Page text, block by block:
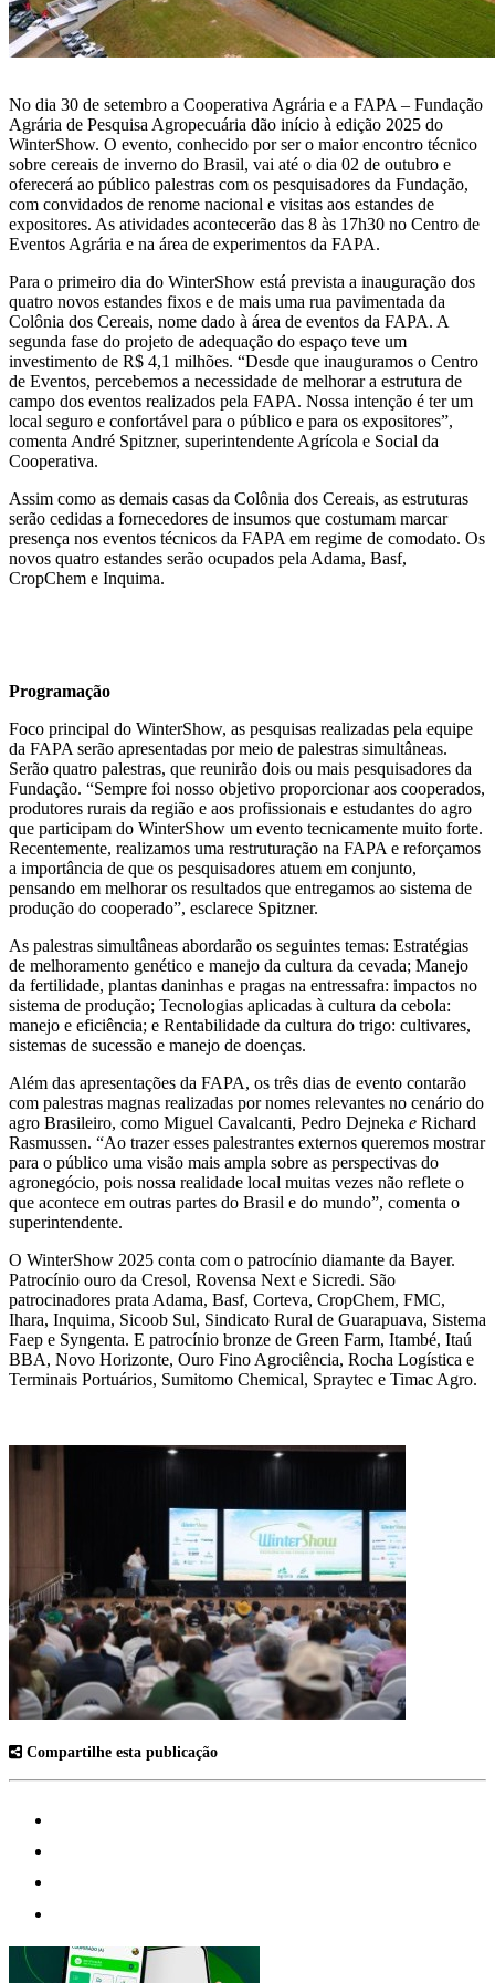
pesquisa
laboratório
florestal
administração
parceiros comerciais
relatório anual
grits e flakes
outros negócios
fundação semmelweis
integração solidária
esporte e lazer
vídeo nossa conduta
programa nossa conduta
código de conduta
canal de conduta
seja fornecedor
autoavaliação
serviços e sistemas
webmail:
portal do crm
fapa radar
notícias
fale conosco
portal da privacidade
notícias fale conosco materiais
portal da privacidade colaborador cooperado
voltar para inicial
voltar para inicial
vendas
vídeos
óleo e farelo
a indústria
produtos
certificações
transportes
contatos
farinhas
uso industrial
uso profissional
laudos
portfólio digital
portfólio resumido
onde encontrar
grits e flakes
inicial
produtos
contatos
bms
No dia 30 de setembro a Cooperativa Agrária e a FAPA – Fundação
Agrária de Pesquisa Agropecuária dão início à edição 2025 do
WinterShow. O evento, conhecido por ser o maior encontro técnico
sobre cereais de inverno do Brasil, vai até o dia 02 de outubro e
oferecerá ao público palestras com os pesquisadores da Fundação,
com convidados de renome nacional e visitas aos estandes de
expositores. As atividades acontecerão das 8 às 17h30 no Centro de
Eventos Agrária e na área de experimentos da FAPA.
Para o primeiro dia do WinterShow está prevista a inauguração dos
quatro novos estandes fixos e de mais uma rua pavimentada da
Colônia dos Cereais, nome dado à área de eventos da FAPA. A
segunda fase do projeto de adequação do espaço teve um
investimento de R$ 4,1 milhões. “Desde que inauguramos o Centro
de Eventos, percebemos a necessidade de melhorar a estrutura de
campo dos eventos realizados pela FAPA. Nossa intenção é ter um
local seguro e confortável para o público e para os expositores”,
comenta André Spitzner, superintendente Agrícola e Social da
Cooperativa.
Assim como as demais casas da Colônia dos Cereais, as estruturas
serão cedidas a fornecedores de insumos que costumam marcar
presença nos eventos técnicos da FAPA em regime de comodato. Os
novos quatro estandes serão ocupados pela Adama, Basf,
CropChem e Inquima.
Programação
Foco principal do WinterShow, as pesquisas realizadas pela equipe
da FAPA serão apresentadas por meio de palestras simultâneas.
Serão quatro palestras, que reunirão dois ou mais pesquisadores da
Fundação. “Sempre foi nosso objetivo proporcionar aos cooperados,
produtores rurais da região e aos profissionais e estudantes do agro
que participam do WinterShow um evento tecnicamente muito forte.
Recentemente, realizamos uma restruturação na FAPA e reforçamos
a importância de que os pesquisadores atuem em conjunto,
pensando em melhorar os resultados que entregamos ao sistema de
produção do cooperado”, esclarece Spitzner.
As palestras simultâneas abordarão os seguintes temas: Estratégias
de melhoramento genético e manejo da cultura da cevada; Manejo
da fertilidade, plantas daninhas e pragas na entressafra: impactos no
sistema de produção; Tecnologias aplicadas à cultura da cebola:
manejo e eficiência; e Rentabilidade da cultura do trigo: cultivares,
sistemas de sucessão e manejo de doenças.
Além das apresentações da FAPA, os três dias de evento contarão
com palestras magnas realizadas por nomes relevantes no cenário do
agro Brasileiro, como Miguel Cavalcanti, Pedro Dejneka e Richard
Rasmussen. “Ao trazer esses palestrantes externos queremos mostrar
para o público uma visão mais ampla sobre as perspectivas do
agronegócio, pois nossa realidade local muitas vezes não reflete o
que acontece em outras partes do Brasil e do mundo”, comenta o
superintendente.
O WinterShow 2025 conta com o patrocínio diamante da Bayer.
Patrocínio ouro da Cresol, Rovensa Next e Sicredi. São
patrocinadores prata Adama, Basf, Corteva, CropChem, FMC,
Ihara, Inquima, Sicoob Sul, Sindicato Rural de Guarapuava, Sistema
Faep e Syngenta. E patrocínio bronze de Green Farm, Itambé, Itaú
BBA, Novo Horizonte, Ouro Fino Agrociência, Rocha Logística e
Terminais Portuários, Sumitomo Chemical, Spraytec e Timac Agro.
Compartilhe esta publicação